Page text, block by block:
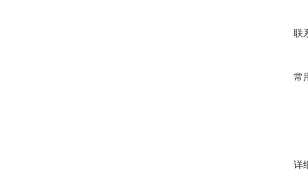
联
常
详